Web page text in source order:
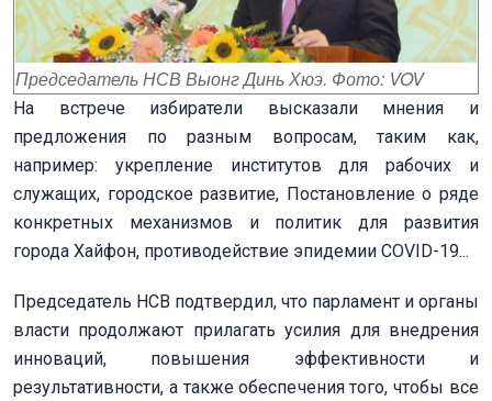
Председатель НСВ Выонг Динь Хюэ. Фото: VOV
На встрече избиратели высказали мнения и
предложения по разным вопросам, таким как,
например: укрепление институтов для рабочих и
служащих, городское развитие, Постановление о ряде
конкретных механизмов и политик для развития
города Хайфон, противодействие эпидемии COVID-19...
Председатель НСВ подтвердил, что парламент и органы
власти продолжают прилагать усилия для внедрения
инноваций, повышения эффективности и
результативности, а также обеспечения того, чтобы все